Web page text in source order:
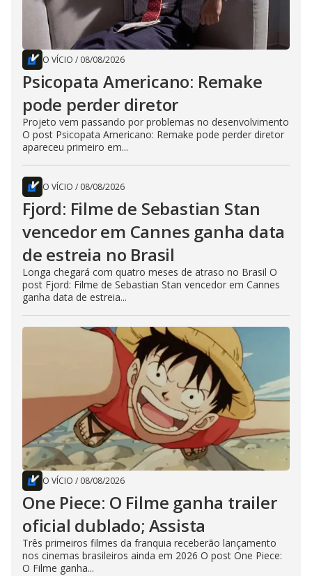
O VÍCIO / 08/08/2026
Psicopata Americano: Remake
pode perder diretor
Projeto vem passando por problemas no desenvolvimento
O post Psicopata Americano: Remake pode perder diretor
apareceu primeiro em...
O VÍCIO / 08/08/2026
Fjord: Filme de Sebastian Stan
vencedor em Cannes ganha data
de estreia no Brasil
Longa chegará com quatro meses de atraso no Brasil O
post Fjord: Filme de Sebastian Stan vencedor em Cannes
ganha data de estreia...
O VÍCIO / 08/08/2026
One Piece: O Filme ganha trailer
oficial dublado; Assista
Três primeiros filmes da franquia receberão lançamento
nos cinemas brasileiros ainda em 2026 O post One Piece:
O Filme ganha...